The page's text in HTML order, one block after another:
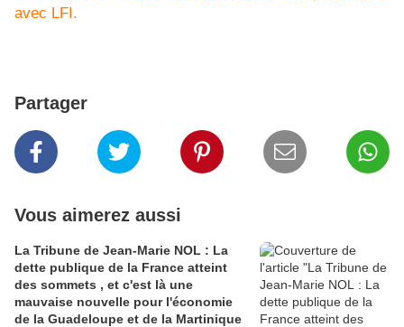
avec LFI.
Partager
Vous aimerez aussi
La Tribune de Jean-Marie NOL : La
dette publique de la France atteint
des sommets , et c'est là une
mauvaise nouvelle pour l'économie
de la Guadeloupe et de la Martinique